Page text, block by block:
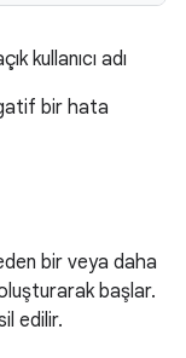
kullanıcı adı
bir hata
bir veya daha
başlar.
edilir.